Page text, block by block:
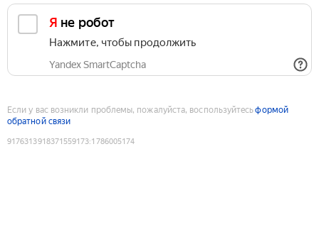
Я не робот
Нажмите, чтобы продолжить
Yandex SmartCaptcha
Если у вас возникли проблемы, пожалуйста, воспользуйтесьформой
обратной связи
9176313918371559173:1786005174